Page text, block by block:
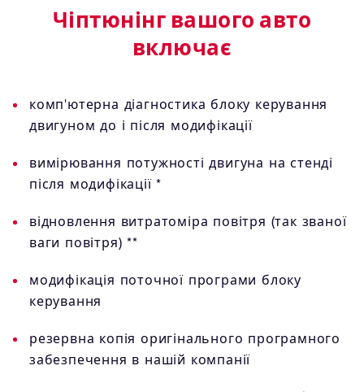
Чіптюнінг вашого авто
включає
комп'ютерна діагностика блоку керування
двигуном до і після модифікації
вимірювання потужності двигуна на стенді
після модифікації *
відновлення витратоміра повітря (так званої
ваги повітря) **
модифікація поточної програми блоку
керування
резервна копія оригінального програмного
забезпечення в нашій компанії